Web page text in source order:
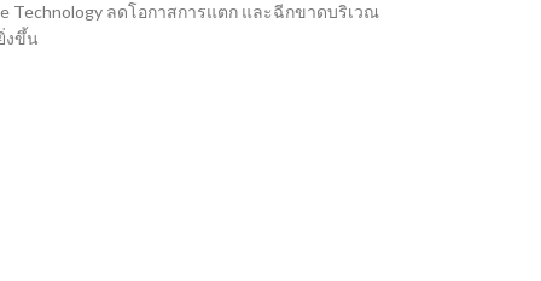
Technology ลดโอกาสการแตก และฉีกขาดบริเวณ
งขึ้น